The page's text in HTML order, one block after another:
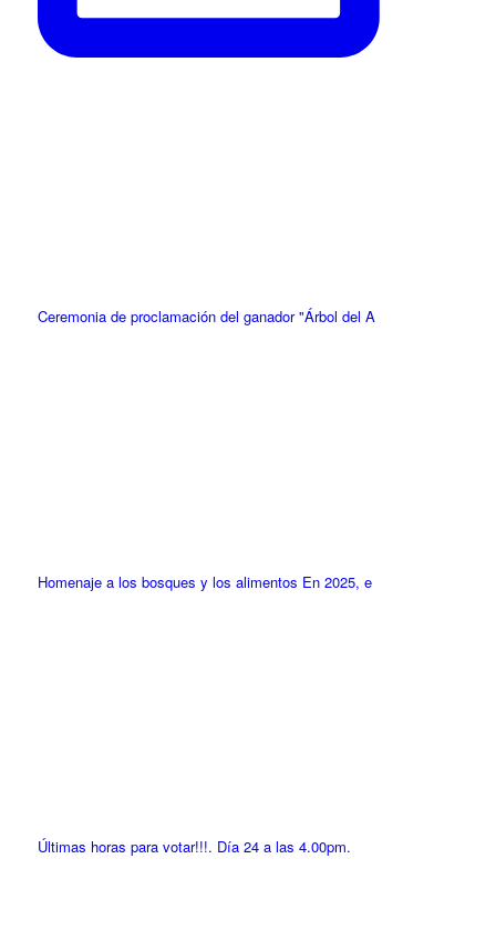
Ceremonia de proclamación del ganador "Árbol del A
Homenaje a los bosques y los alimentos En 2025, e
Últimas horas para votar!!!. Día 24 a las 4.00pm.